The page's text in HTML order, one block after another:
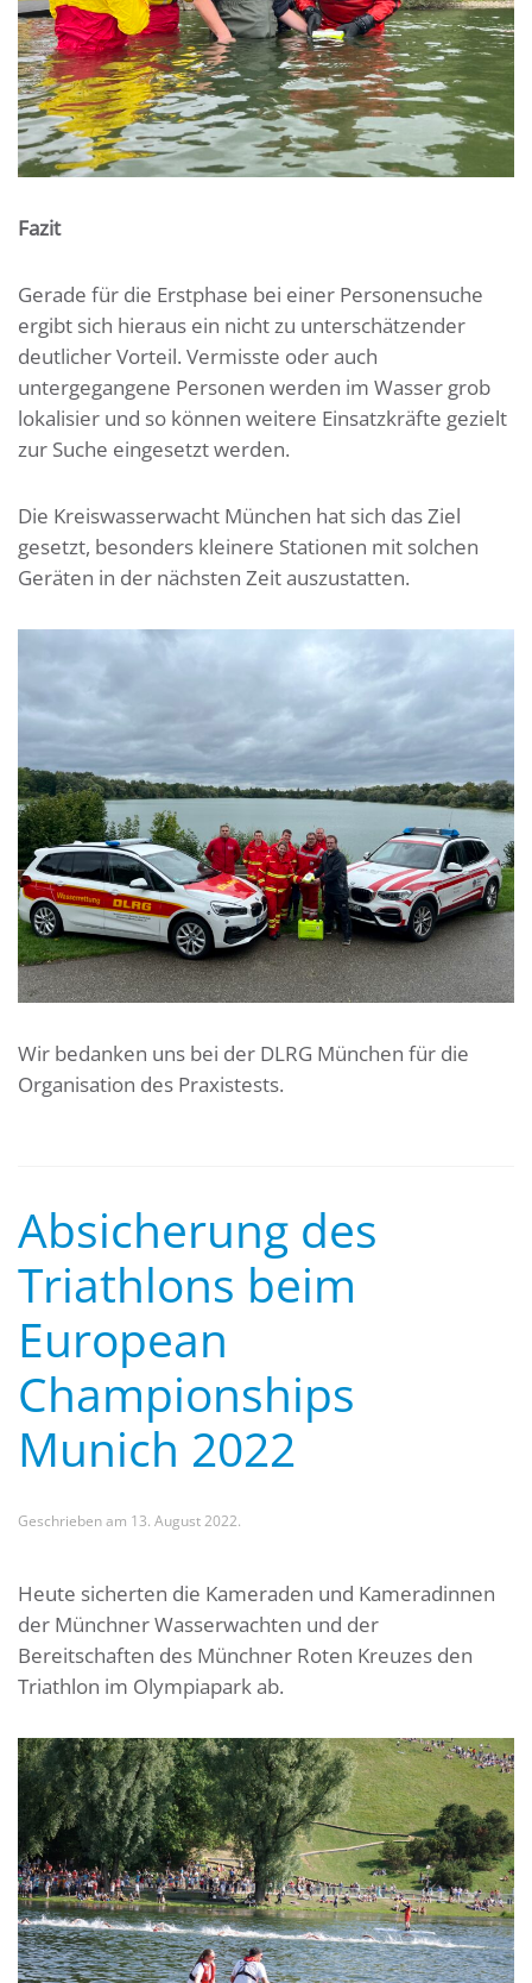
Fazit
Gerade für die Erstphase bei einer Personensuche
ergibt sich hieraus ein nicht zu unterschätzender
deutlicher Vorteil. Vermisste oder auch
untergegangene Personen werden im Wasser grob
lokalisier und so können weitere Einsatzkräfte gezielt
zur Suche eingesetzt werden.
Die Kreiswasserwacht München hat sich das Ziel
gesetzt, besonders kleinere Stationen mit solchen
Geräten in der nächsten Zeit auszustatten.
Wir bedanken uns bei der DLRG München für die
Organisation des Praxistests.
Absicherung des
Triathlons beim
European
Championships
Munich 2022
Geschrieben am 13. August 2022.
Heute sicherten die Kameraden und Kameradinnen
der Münchner Wasserwachten und der
Bereitschaften des Münchner Roten Kreuzes den
Triathlon im Olympiapark ab.